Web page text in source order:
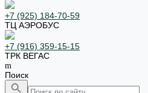
+7 (925) 184-70-59
ТЦ АЭРОБУС
+7 (916) 359-15-15
ТРК ВЕГАС
Поиск